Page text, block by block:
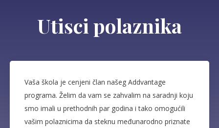
Utisci polaznika
Vaša škola je cenjeni član našeg Addvantage
programa. Želim da vam se zahvalim na saradnji koju
smo imali u prethodnih par godina i tako omogućili
vašim polaznicima da steknu međunarodno priznate